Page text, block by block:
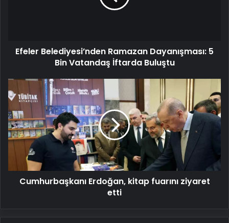
Efeler Belediyesi’nden Ramazan Dayanışması: 5
Bin Vatandaş İftarda Buluştu
Cumhurbaşkanı
Erdoğan,
kitap
fuarını
ziyaret
etti
Cumhurbaşkanı Erdoğan, kitap fuarını ziyaret
etti